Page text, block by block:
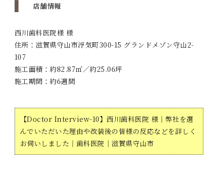
店舗情報
西川歯科医院様 様
住所：滋賀県守山市浮気町300-15 グランドメゾン守山2-
107
施工面積：約82.87㎡／約25.06坪
施工期間：約6週間
【Doctor Interview-10】西川歯科医院 様｜ 弊社を選
んでいただいた理由や改装後の皆様の反応などを詳しく
お伺いしました ｜歯科医院｜滋賀県守山市